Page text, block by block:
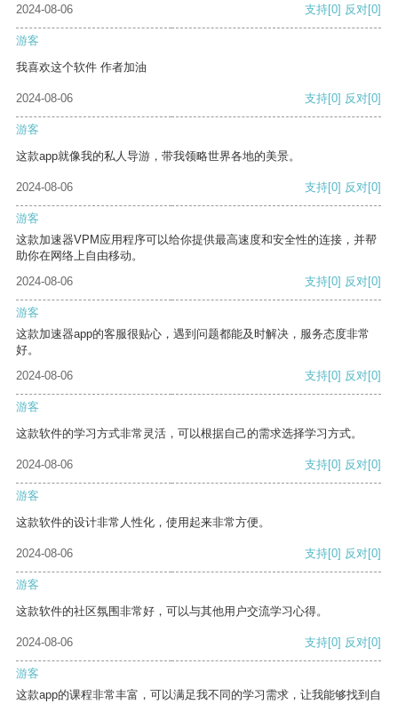
2024-08-06
支持[0] 反对[0]
游客
我喜欢这个软件 作者加油
2024-08-06 支持[0] 反对[0]
游客
这款app就像我的私人导游，带我领略世界各地的美景。
2024-08-06 支持[0] 反对[0]
游客
这款加速器VPM应用程序可以给你提供最高速度和安全性的连接，并帮
助你在网络上自由移动。
2024-08-06
支持[0] 反对[0]
游客
这款加速器app的客服很贴心，遇到问题都能及时解决，服务态度非常
好。
2024-08-06
支持[0] 反对[0]
游客
这款软件的学习方式非常灵活，可以根据自己的需求选择学习方式。
2024-08-06 支持[0] 反对[0]
游客
这款软件的设计非常人性化，使用起来非常方便。
2024-08-06 支持[0] 反对[0]
游客
这款软件的社区氛围非常好，可以与其他用户交流学习心得。
2024-08-06 支持[0] 反对[0]
游客
这款app的课程非常丰富，可以满足我不同的学习需求，让我能够找到自